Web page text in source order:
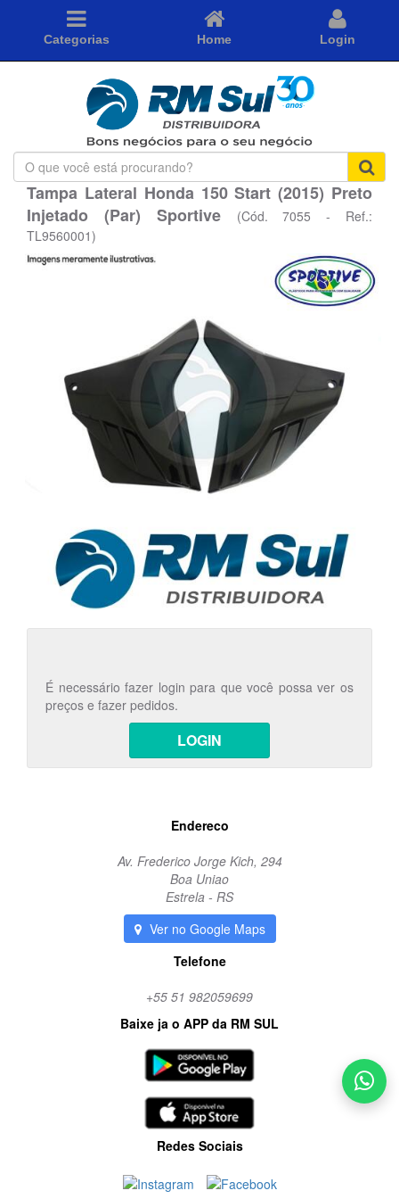
Categorias Home Login
O
que
você
está
procurando?
Tampa Lateral Honda 150 Start (2015) Preto
Injetado (Par) Sportive
(Cód. 7055 - Ref.:
TL9560001)
É necessário fazer login para que você possa ver os
preços e fazer pedidos.
LOGIN
Endereco
Av. Frederico Jorge Kich, 294
Boa Uniao
Estrela - RS
Ver no Google Maps
Telefone
+55 51 982059699
Baixe ja o APP da RM SUL
Redes Sociais